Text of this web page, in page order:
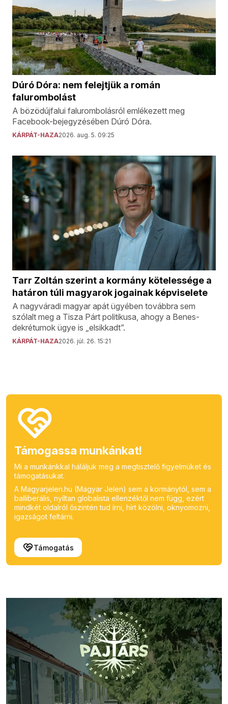
Dúró Dóra: nem felejtjük a román
falurombolást
A bözödújfalui falurombolásról emlékezett meg
Facebook-bejegyzésében Dúró Dóra.
KÁRPÁT-HAZA2026. aug. 5. 09:25
Tarr Zoltán szerint a kormány kötelessége a
határon túli magyarok jogainak képviselete
A nagyváradi magyar apát ügyében továbbra sem
szólalt meg a Tisza Párt politikusa, ahogy a Benes-
dekrétumok ügye is „elsikkadt”.
KÁRPÁT-HAZA2026. júl. 26. 15:21
Támogassa munkánkat!
Mi a munkánkkal háláljuk meg a megtisztelő figyelmüket és
támogatásukat.
A Magyarjelen.hu (Magyar Jelen) sem a kormánytól, sem a
balliberális, nyíltan globalista ellenzéktől nem függ, ezért
mindkét oldalról őszintén tud írni, hírt közölni, oknyomozni,
igazságot feltárni.
Támogatás